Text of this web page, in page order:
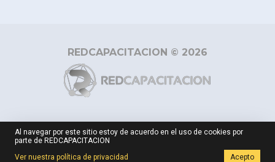
$ 150.000
REDCAPACITACION © 2026
Al navegar por este sitio estoy de acuerdo en el uso de cookies por
parte de REDCAPACITACION
Ver nuestra política de privacidad
Acepto